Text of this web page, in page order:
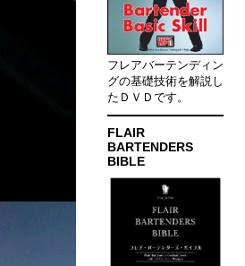
フレアバーテンディン
グの基礎技術を解説し
たＤＶＤです。
FLAIR
BARTENDERS
BIBLE